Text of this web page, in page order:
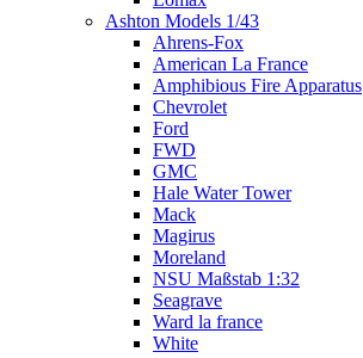
Ashton Models 1/43
Ahrens-Fox
American La France
Amphibious Fire Apparatus
Chevrolet
Ford
FWD
GMC
Hale Water Tower
Mack
Magirus
Moreland
NSU Maßstab 1:32
Seagrave
Ward la france
White